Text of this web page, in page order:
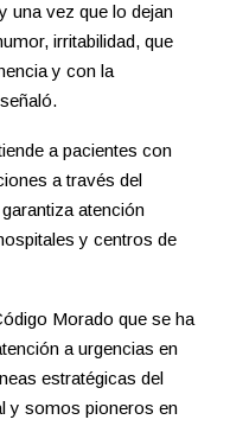
una vez que lo dejan
irritabilidad, que
y con la
a pacientes con
a través del
atención
y centros de
Morado que se ha
a urgencias en
estratégicas del
y somos pioneros en